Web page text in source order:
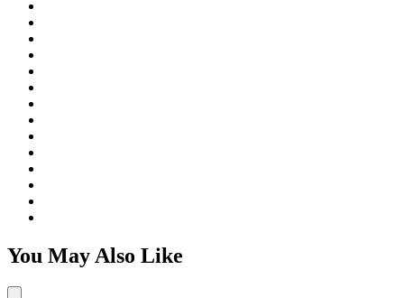
You May Also Like